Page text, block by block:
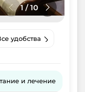
1/ 10
удобства
и лечение